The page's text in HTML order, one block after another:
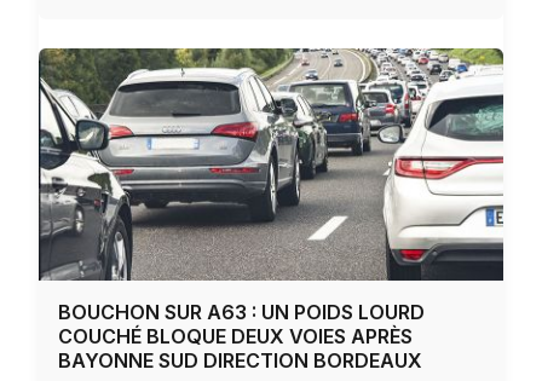
BOUCHON SUR A63 : UN POIDS LOURD
COUCHÉ BLOQUE DEUX VOIES APRÈS
BAYONNE SUD DIRECTION BORDEAUX